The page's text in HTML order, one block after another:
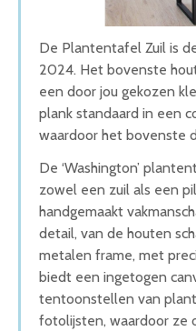
De Plantentafel Zuil is
2024. Het bovenste
een door jou gekozen
plank standaard in een
waardoor het bovenste
De ‘Washington’
zowel een zuil als een
handgemaakt
detail, van de houten
metalen frame, met
biedt een ingetogen
tentoonstellen van
fotolijsten, waardoor ze